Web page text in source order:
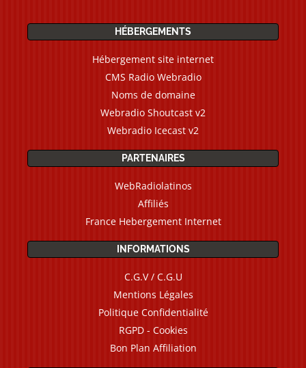
HÉBERGEMENTS
Hébergement site internet
CMS Radio Webradio
Noms de domaine
Webradio Shoutcast v2
Webradio Icecast v2
PARTENAIRES
WebRadiolatinos
Affiliés
France Hebergement Internet
INFORMATIONS
C.G.V / C.G.U
Mentions Légales
Politique Confidentialité
RGPD - Cookies
Bon Plan Affiliation